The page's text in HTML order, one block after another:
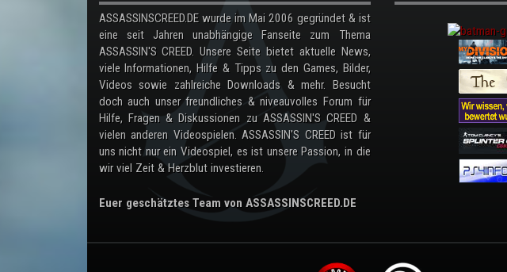
ASSASSINSCREED.DE wurde im Mai 2006 gegründet & ist
eine seit Jahren unabhängige Fanseite zum Thema
ASSASSIN'S CREED. Unsere Seite bietet aktuelle News,
viele Informationen, Hilfe & Tipps zu den Games, Bilder,
Videos sowie zahlreiche Downloads & mehr. Besucht
doch auch unser freundliches & niveauvolles Forum für
Hilfe, Fragen & Diskussionen zu ASSASSIN'S CREED &
vielen anderen Videospielen. ASSASSIN'S CREED ist für
uns nicht nur ein Videospiel, es ist unsere Passion, in die
wir viel Zeit & Herzblut investieren.
Euer geschätztes Team von ASSASSINSCREED.DE